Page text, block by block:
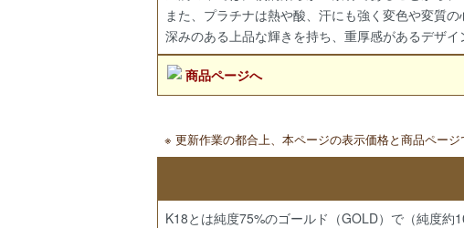
また、プラチナは熱や酸、汗にも強く変色や変質
深みのある上品な輝きを持ち、重厚感があるデザイ
商品ページへ
※ 更新作業の都合上、本ページの表示価格と商品ペー
K18とは純度75%のゴールド（GOLD）で（純度